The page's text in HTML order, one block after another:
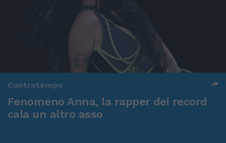
Controtempo
Fenomeno Anna, la rapper dei record
cala un altro asso